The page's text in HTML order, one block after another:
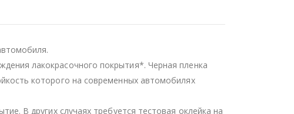
лакокрасочного покрытия*. Черная пленка
которого на современных автомобилях
В других случаях требуется тестовая оклейка на